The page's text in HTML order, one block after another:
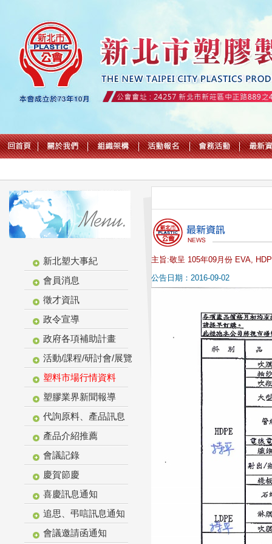
新北塑大事紀
會員消息
徵才資訊
政令宣導
政府各項補助計畫
活動/課程/研討會/展覽
塑料市場行情資料
塑膠業界新聞報導
代詢原料、產品訊息
產品介紹推薦
會議記錄
慶賀節慶
喜慶訊息通知
追思、弔唁訊息通知
會議邀請函通知
主旨:敬呈 105年09月份 EVA,
公告日期：2016-09-02